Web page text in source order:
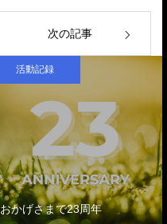
次の記事
活動記録
おかげさまで23周年